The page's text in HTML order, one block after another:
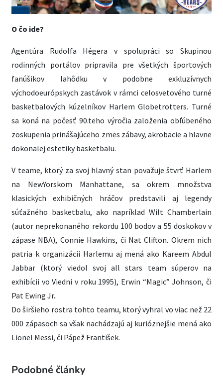
O čo ide?
Agentúra Rudolfa Hégera v spolupráci so Skupinou
rodinných portálov pripravila pre všetkých športových
fanúšikov lahôdku v podobne exkluzívnych
východoeurópskych zastávok v rámci celosvetového turné
basketbalových kúzelníkov Harlem Globetrotters. Turné
sa koná na počesť 90.teho výročia založenia obľúbeného
zoskupenia prinášajúceho zmes zábavy, akrobacie a hlavne
dokonalej estetiky basketbalu.
V teame, ktorý za svoj hlavný stan považuje štvrť Harlem
na NewYorskom Manhattane, sa okrem množstva
klasických exhibičných hráčov predstavili aj legendy
súťažného basketbalu, ako napríklad Wilt Chamberlain
(autor neprekonaného rekordu 100 bodov a 55 doskokov v
zápase NBA), Connie Hawkins, či Nat Clifton. Okrem nich
patria k organizácii Harlemu aj mená ako Kareem Abdul
Jabbar (ktorý viedol svoj all stars team súperov na
exhibícii vo Viedni v roku 1995), Erwin “Magic” Johnson, či
Pat Ewing Jr..
Do širšieho rostra tohto teamu, ktorý vyhral vo viac než 22
000 zápasoch sa však nachádzajú aj kurióznejšie mená ako
Lionel Messi, či Pápež František.
Podobné články